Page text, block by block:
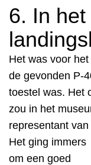
6. In
Het was voor
de gevonden P-
toestel was. Het
zou in het
representant
Het ging immers
om een goed